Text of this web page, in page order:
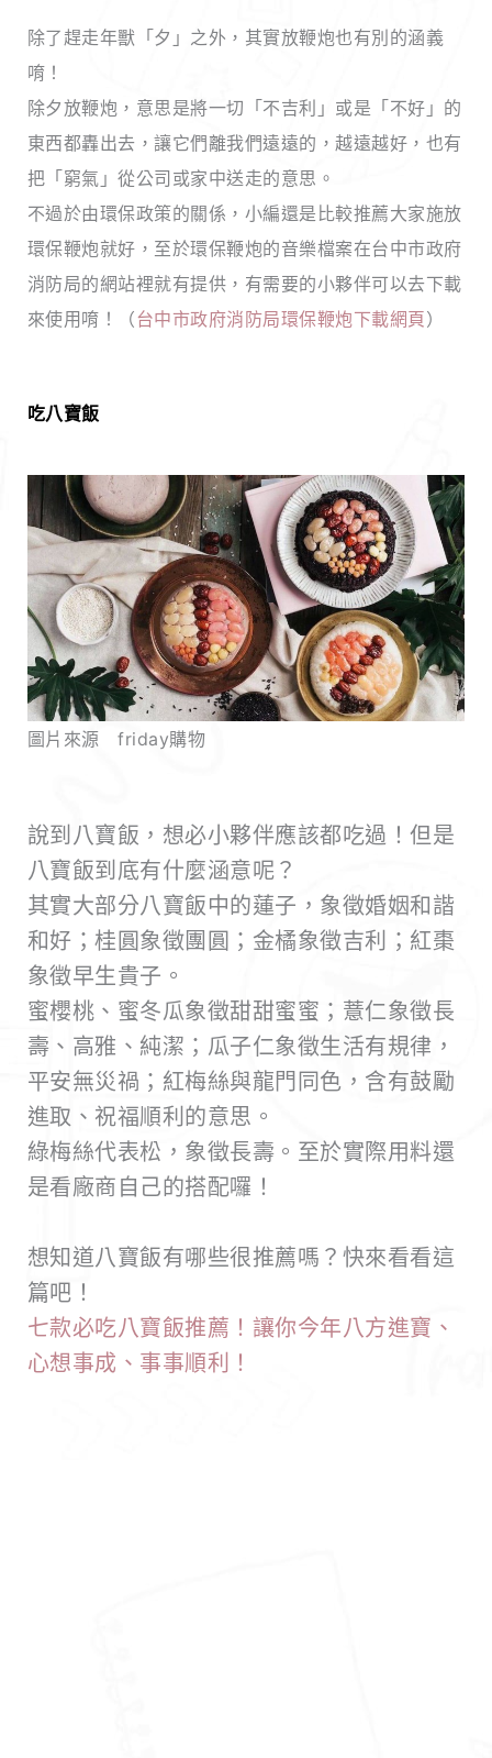
除了趕走年獸「夕」之外，其實放鞭炮也有別的涵義
唷！
除夕放鞭炮，意思是將一切「不吉利」或是「不好」的
東西都轟出去，讓它們離我們遠遠的，越遠越好，也有
把「窮氣」從公司或家中送走的意思。
不過於由環保政策的關係，小編還是比較推薦大家施放
環保鞭炮就好，至於環保鞭炮的音樂檔案在台中市政府
消防局的網站裡就有提供，有需要的小夥伴可以去下載
來使用唷！（台中市政府消防局環保鞭炮下載網頁）
吃八寶飯
圖片來源 friday購物
說到八寶飯，想必小夥伴應該都吃過！但是
八寶飯到底有什麼涵意呢？
其實大部分八寶飯中的蓮子，象徵婚姻和諧
和好；桂圓象徵團圓；金橘象徵吉利；紅棗
象徵早生貴子。
蜜櫻桃、蜜冬瓜象徵甜甜蜜蜜；薏仁象徵長
壽、高雅、純潔；瓜子仁象徵生活有規律，
平安無災禍；紅梅絲與龍門同色，含有鼓勵
進取、祝福順利的意思。
綠梅絲代表松，象徵長壽。至於實際用料還
是看廠商自己的搭配囉！
想知道八寶飯有哪些很推薦嗎？快來看看這
篇吧！
七款必吃八寶飯推薦！讓你今年八方進寶、
心想事成、事事順利！